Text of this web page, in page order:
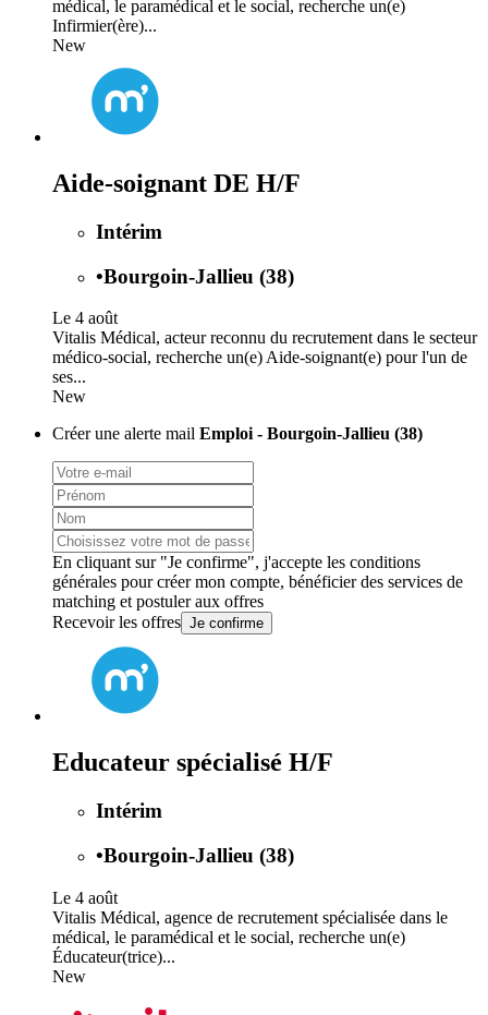
médical, le paramédical et le social, recherche un(e)
Infirmier(ère)...
New
Aide-soignant DE H/F
Intérim
•Bourgoin-Jallieu (38)
Le 4 août
Vitalis Médical, acteur reconnu du recrutement dans le secteur
médico-social, recherche un(e) Aide-soignant(e) pour l'un de
ses...
New
Créer une alerte mail Emploi - Bourgoin-Jallieu (38)
En cliquant sur "Je confirme", j'accepte les conditions
générales pour créer mon compte, bénéficier des services de
matching et postuler aux offres
Recevoir les offres Je confirme
Educateur spécialisé H/F
Intérim
•Bourgoin-Jallieu (38)
Le 4 août
Vitalis Médical, agence de recrutement spécialisée dans le
médical, le paramédical et le social, recherche un(e)
Éducateur(trice)...
New